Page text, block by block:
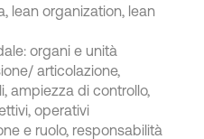
lean organization, lean
organi e unità
articolazione,
ampiezza di controllo,
operativi
e ruolo, responsabilità